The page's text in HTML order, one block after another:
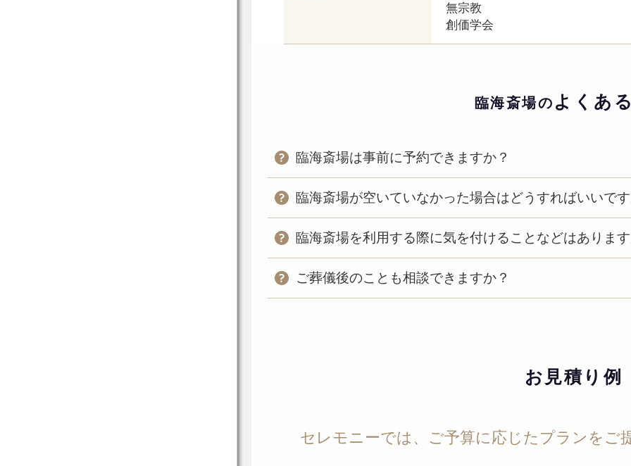
無宗教
創価学会
臨海斎場の よくあ
臨海斎場は事前に予約できますか？
臨海斎場が空いていなかった場合はどうすればいいで
臨海斎場を利用する際に気を付けることなどはありま
ご葬儀後のことも相談できますか？
お見積り例
セレモニーでは、ご予算に応じたプランをご